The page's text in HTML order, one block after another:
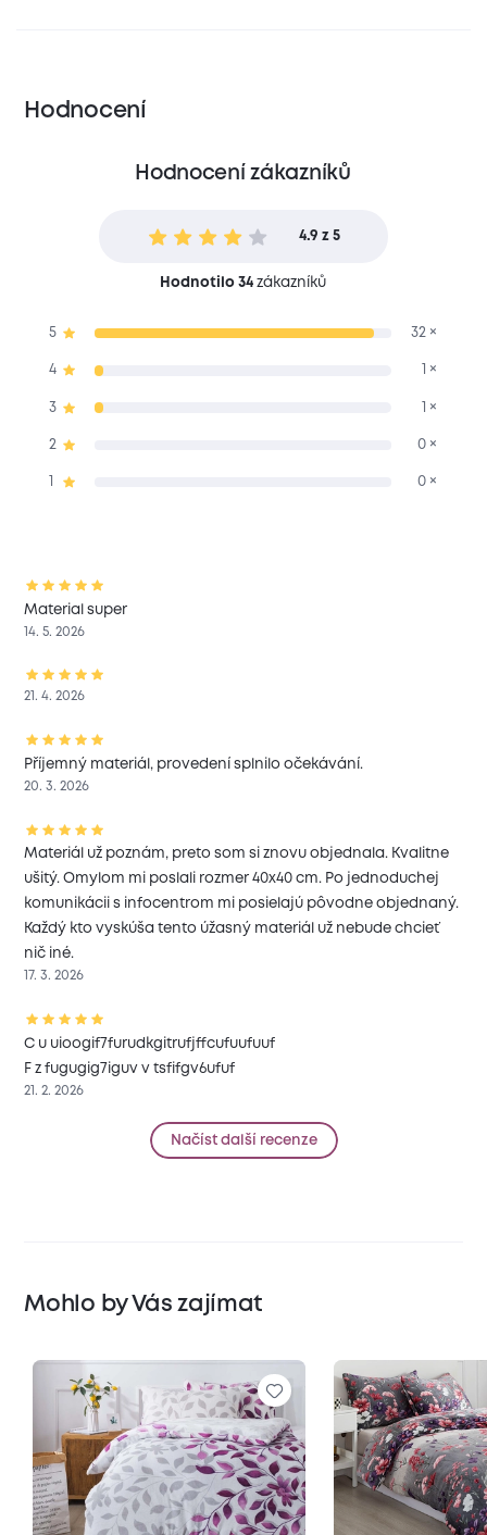
Hodnocení
Hodnocení zákazníků
4.9 z 5
Hodnotilo 34 zákazníků
5 32 ×
4 1 ×
3 1 ×
2 0 ×
0 ×
Material super
14. 5. 2026
21. 4. 2026
Příjemný materiál, provedení splnilo očekávání.
20. 3. 2026
Materiál už poznám, preto som si znovu objednala. Kvalitne
ušitý. Omylom mi poslali rozmer 40x40 cm. Po jednoduchej
komunikácii s infocentrom mi posielajú pôvodne objednaný.
Každý kto vyskúša tento úžasný materiál už nebude chcieť
nič iné.
17. 3. 2026
C u uioogif7furudkgitrufjffcufuufuuf
F z fugugig7iguv v tsfifgv6ufuf
21. 2. 2026
Načíst další recenze
Mohlo by Vás zajímat